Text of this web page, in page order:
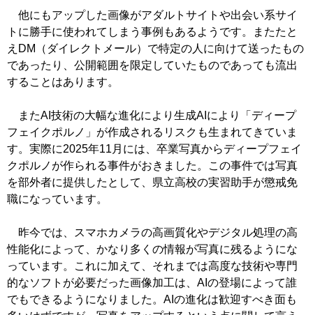
他にもアップした画像がアダルトサイトや出会い系サイ
トに勝手に使われてしまう事例もあるようです。またたと
えDM（ダイレクトメール）で特定の人に向けて送ったもの
であったり、公開範囲を限定していたものであっても流出
することはあります。
またAI技術の大幅な進化により生成AIにより「ディープ
フェイクポルノ」が作成されるリスクも生まれてきていま
す。実際に2025年11月には、卒業写真からディープフェイ
クポルノが作られる事件がおきました。この事件では写真
を部外者に提供したとして、県立高校の実習助手が懲戒免
職になっています。
昨今では、スマホカメラの高画質化やデジタル処理の高
性能化によって、かなり多くの情報が写真に残るようにな
っています。これに加えて、それまでは高度な技術や専門
的なソフトが必要だった画像加工は、AIの登場によって誰
でもできるようになりました。AIの進化は歓迎すべき面も